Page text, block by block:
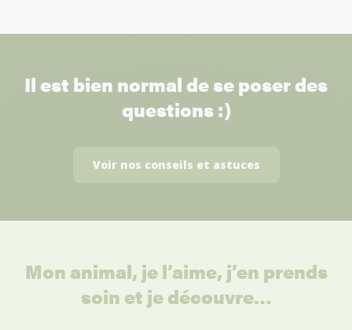
Il est bien normal de se poser des
questions :)
Voir nos conseils et astuces
Mon animal, je l’aime, j’en prends
soin et je découvre…